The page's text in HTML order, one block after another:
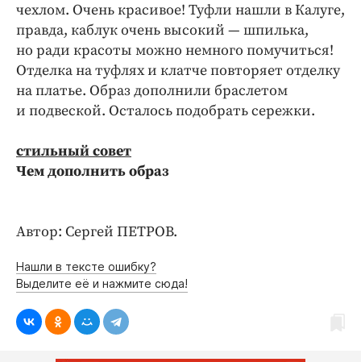
чехлом. Очень красивое! Туфли нашли в Калуге,
правда, каблук очень высокий — шпилька,
но ради красоты можно немного помучиться!
Отделка на туфлях и клатче повторяет отделку
на платье. Образ дополнили браслетом
и подвеской. Осталось подобрать сережки.
стильный совет
Чем дополнить образ
Автор: Сергей ПЕТРОВ.
Нашли в тексте ошибку?
Выделите её и нажмите сюда!